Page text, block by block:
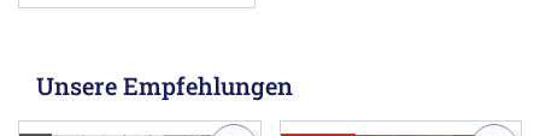
Unsere Empfehlungen